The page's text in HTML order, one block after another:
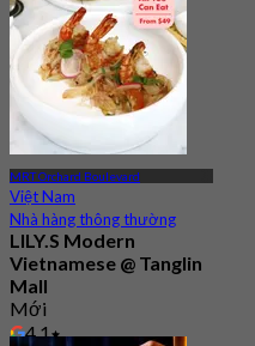
TừS$ 29.5
MRT Orchard Boulevard
Việt Nam
Nhà hàng thông thường
LILY.S Modern
Vietnamese @ Tanglin
Mall
Mới
4.1